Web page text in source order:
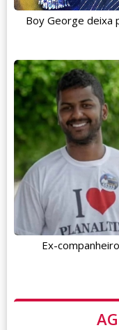
Boy George deixa
Ex-